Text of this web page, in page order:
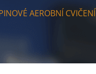
AEROBNÍ